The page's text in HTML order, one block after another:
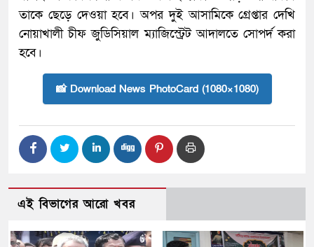
তাকে ছেড়ে দেওয়া হবে। অপর দুই আসামিকে গ্রেপ্তার দেখি
নোয়াখালী চীফ জুডিসিয়াল ম্যাজিস্ট্রেট আদালতে সোপর্দ করা
হবে।
📸 Download News PhotoCard (1080×1080)
এই বিভাগের আরো খবর